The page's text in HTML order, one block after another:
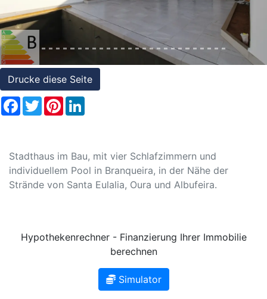
Referenzen
Immobilien
und
Steuerrecht
Drucke diese Seite
Facebook
TwitterPinterest
Stadthaus im Bau, mit vier Schlafzimmern und
individuellem Pool in Branqueira, in der Nähe der
Strände von Santa Eulalia, Oura und Albufeira.
Hypothekenrechner - Finanzierung Ihrer Immobilie
berechnen
Simulator